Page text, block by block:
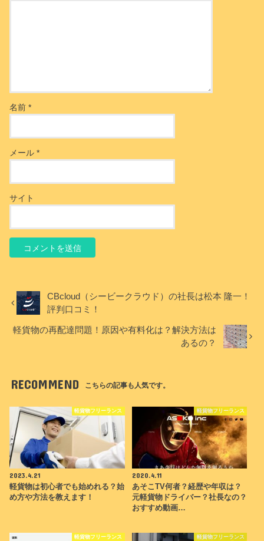
名前*
メール*
サイト
CBcloud（シービークラウド）の社長は松本 隆一！
評判口コミ！
軽貨物の再配達問題！原因や有料化は？解決方法は
あるの？
RECOMMEND こちらの記事も人気です。
軽貨物フリーランス
2023.4.21
軽貨物は初心者でも始めれる？始
め方や方法を教えます！
軽貨物フリーランス
2020.4.11
あそこTV何者？経歴や年収は？
元軽貨物ドライバー？社長なの？
おすすめ動画…
軽貨物フリーランス 軽貨物フリーランス